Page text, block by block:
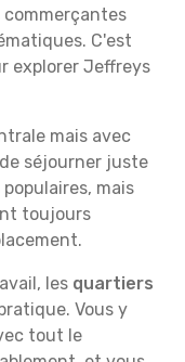
C'est
explorer Jeffreys
mais avec
séjourner juste
mais
toujours
les quartiers
Vous y
tout le